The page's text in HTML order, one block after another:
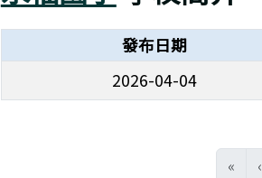
發布日期
2026-04-04
« ‹